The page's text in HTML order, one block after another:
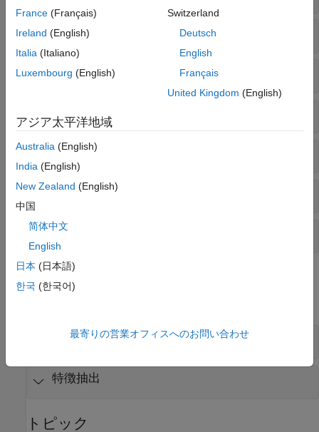
PCA と正準相関
インクリメンタル PCA
非負値行列因子分解
多次元尺度構成法
プロクラステス解析
オブジェクト
特徴選択
特徴抽出
トピック
France (Français)
Ireland (English)
Italia (Italiano)
Luxembourg (English)
Switzerland
Deutsch
English
Français
United Kingdom (English)
アジア太平洋地域
Australia (English)
India (English)
New Zealand (English)
中国
简体中文
English
日本 (日本語)
한국 (한국어)
最寄りの営業オフィスへのお問い合わせ